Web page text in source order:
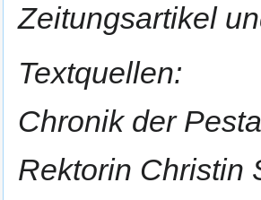
Zeitungsartikel
Textquellen:
Chronik der
Rektorin Christin